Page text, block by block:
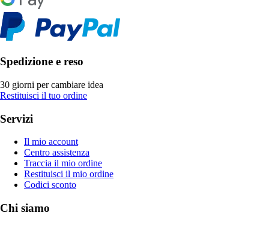
Spedizione e reso
30 giorni per cambiare idea
Restituisci il tuo ordine
Servizi
Il mio account
Centro assistenza
Traccia il mio ordine
Restituisci il mio ordine
Codici sconto
Chi siamo